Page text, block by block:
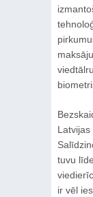
Latvijas
tuvu
ir vēl